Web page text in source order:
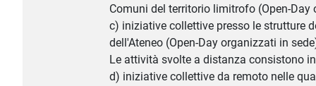
Comuni del territorio limitrofo (Open-
c) iniziative collettive presso le strutture
dell'Ateneo (Open-Day organizzati in
Le attività svolte a distanza consistono
d) iniziative collettive da remoto nelle